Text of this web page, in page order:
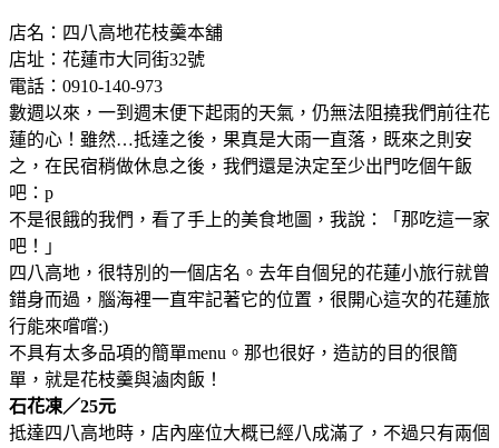
店名：四八高地花枝羹本舖
店址：花蓮市大同街32號
電話：0910-140-973
數週以來，一到週末便下起雨的天氣，仍無法阻撓我們前往花
蓮的心！雖然…抵達之後，果真是大雨一直落，既來之則安
之，在民宿稍做休息之後，我們還是決定至少出門吃個午飯
吧：p
不是很餓的我們，看了手上的美食地圖，我說：「那吃這一家
吧！」
四八高地，很特別的一個店名。去年自個兒的花蓮小旅行就曾
錯身而過，腦海裡一直牢記著它的位置，很開心這次的花蓮旅
行能來嚐嚐:)
不具有太多品項的簡單menu。那也很好，造訪的目的很簡
單，就是花枝羹與滷肉飯！
石花凍／25元
抵達四八高地時，店內座位大概已經八成滿了，不過只有兩個